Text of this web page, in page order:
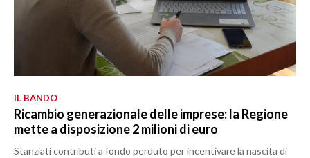
IL BANDO
Ricambio generazionale delle imprese: la Regione
mette a disposizione 2 milioni di euro
Stanziati contributi a fondo perduto per incentivare la nascita di